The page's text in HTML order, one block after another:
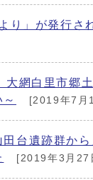
り」が発行さ
網白里市郷
[2019年7月
台遺跡群か
[2019年3月27